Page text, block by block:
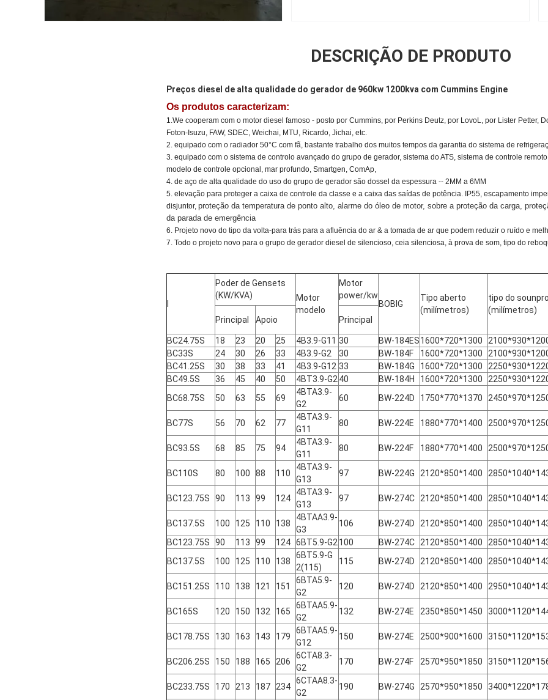
DESCRIÇÃO DE PRODUTO
Preços diesel de alta qualidade do gerador de 960kw 1200kva com Cummins Engine
Os produtos caracterizam:
1.We cooperam com o motor diesel famoso - posto por Cummins, por Perkins Deutz, por LovoL, por Lister Petter,
Foton-Isuzu, FAW, SDEC, Weichai, MTU, Ricardo, Jichai, etc.
2. equipado com o radiador 50°C com fã, bastante trabalho dos muitos tempos da garantia do sistema de
3. equipado com o sistema de controlo avançado do grupo de gerador, sistema do ATS, sistema de controle
modelo de controle opcional, mar profundo, Smartgen, ComAp,
4. de aço de alta qualidade do uso do grupo de gerador são dossel da espessura -- 2MM a 6MM
5. elevação para proteger a caixa de controle da classe e a caixa das saídas de potência. IP55, escapamento
disjuntor, proteção da temperatura de ponto alto, alarme do óleo de motor, sobre a proteção da carga,
da parada de emergência
6. Projeto novo do tipo da volta-para trás para a afluência do ar & a tomada de ar que podem reduzir o ruído e
7. Todo o projeto novo para o grupo de gerador diesel de silencioso, ceia silenciosa, à prova de som, tipo do
Poder de Gensets
(KW/KVA)
Motor
modelo
Motor
power/kw
BOBIG
Tipo aberto
(milímetros)
tipo do
(milímetros)
Principal
Apoio Principal
BC24.75S 18 23 20 25 4B3.9-G11 30 BW-184ES1600*720*1300
BC33S
24 30 26 33 4B3.9-G2 30 BW-184F 1600*720*1300
BC41.25S
30 38 33 41 4B3.9-G12 33 BW-184G 1600*720*1300
BC49.5S
36 45 40 50 4BT3.9-G240 BW-184H 1600*720*1300
BC68.75S
50 63 55 69
4BTA3.9-
G2
60 BW-224D 1750*770*1370
BC77S 56 70 62 77
4BTA3.9-
G11
80 BW-224E 1880*770*1400
BC93.5S 68 85 75 94
4BTA3.9-
G11
80 BW-224F 1880*770*1400
BC110S 80 100 88 110
4BTA3.9-
G13
97 BW-224G 2120*850*1400
BC123.75S 90 113 99 124
4BTA3.9-
G13
97 BW-274C 2120*850*1400
BC137.5S 100 125 110 138
4BTAA3.9-
G3
106 BW-274D 2120*850*1400
BC123.75S
90 113 99 124 6BT5.9-G2100 BW-274C 2120*850*1400
BC137.5S
100 125 110 138
6BT5.9-G
2(115)
115 BW-274D 2120*850*1400
BC151.25S 110 138 121 151
6BTA5.9-
G2
120 BW-274D 2120*850*1400
BC165S 120 150 132 165
6BTAA5.9-
G2
132 BW-274E 2350*850*1450
BC178.75S 130 163 143 179
6BTAA5.9-
G12
150 BW-274E 2500*900*1600
BC206.25S 150 188 165 206
6CTA8.3-
G2
170 BW-274F 2570*950*1850
BC233.75S 170 213 187 234
6CTAA8.3-
G2
190 BW-274G 2570*950*1850